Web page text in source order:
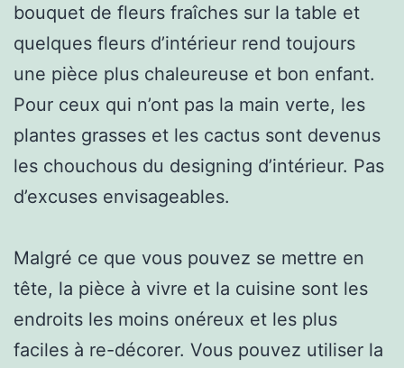
bouquet de fleurs fraîches sur la table et
quelques fleurs d’intérieur rend toujours
une pièce plus chaleureuse et bon enfant.
Pour ceux qui n’ont pas la main verte, les
plantes grasses et les cactus sont devenus
les chouchous du designing d’intérieur. Pas
d’excuses envisageables.
Malgré ce que vous pouvez se mettre en
tête, la pièce à vivre et la cuisine sont les
endroits les moins onéreux et les plus
faciles à re-décorer. Vous pouvez utiliser la